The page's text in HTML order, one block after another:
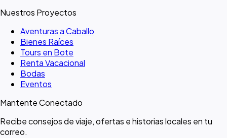
Nuestros Proyectos
Aventuras a Caballo
Bienes Raíces
Tours en Bote
Renta Vacacional
Bodas
Eventos
Mantente Conectado
Recibe consejos de viaje, ofertas e historias locales en tu
correo.